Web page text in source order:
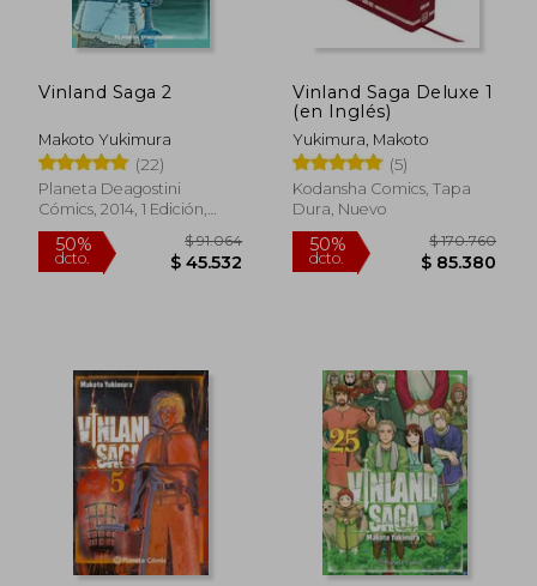
50% $ 92.991 40%
Vinland Saga 2
Makoto Yukimura
(22)
Planeta Deagostini
Cómics, 2014, 1 Edición,
Tapa Blanda, Nuevo
Vinland Saga Deluxe 1
(en Inglés)
Yukimura, Makoto
(5)
Kodansha Comics, Tapa
Dura, Nuevo